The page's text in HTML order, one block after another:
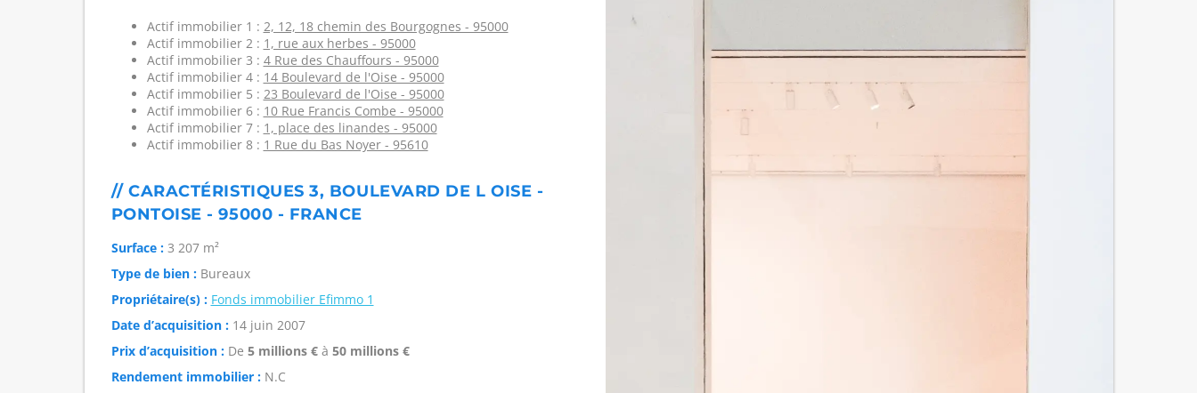
Actif immobilier 1 : 2, 12, 18 chemin des Bourgognes - 95000
Actif immobilier 2 : 1, rue aux herbes - 95000
Actif immobilier 3 : 4 Rue des Chauffours - 95000
Actif immobilier 4 : 14 Boulevard de l'Oise - 95000
Actif immobilier 5 : 23 Boulevard de l'Oise - 95000
Actif immobilier 6 : 10 Rue Francis Combe - 95000
Actif immobilier 7 : 1, place des linandes - 95000
Actif immobilier 8 : 1 Rue du Bas Noyer - 95610
// CARACTÉRISTIQUES 3, BOULEVARD DE L OISE -
PONTOISE - 95000 - FRANCE
Surface :3 207 m²
Type de bien :Bureaux
Propriétaire(s) : Fonds immobilier Efimmo 1
Date d’acquisition :14 juin 2007
Prix d’acquisition :De 5 millions €à 50 millions €
Rendement immobilier :N.C